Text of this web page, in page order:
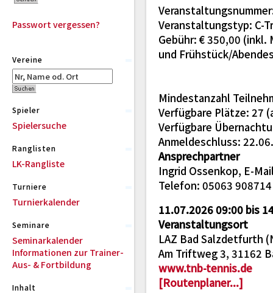
Passwort vergessen?
Vereine
Spieler
Spielersuche
Ranglisten
LK-Rangliste
Turniere
Turnierkalender
Seminare
Seminarkalender
Informationen zur Trainer-
Aus- & Fortbildung
Inhalt
Veranstaltungstyp: C-
Gebühr: € 350,00
und Frühstück/
Mindestanzahl
Verfügbare Plätze: 27
Verfügbare
Anmeldeschluss:
Ansprechpartner
Ingrid Ossenkop, E-
Telefon: 05063 908714
11.07.2026 09:00 bis
Veranstaltungsort
LAZ Bad Salzdetfurth
Am Triftweg 3, 31162
www.tnb-tennis.de
[Routenplaner...]